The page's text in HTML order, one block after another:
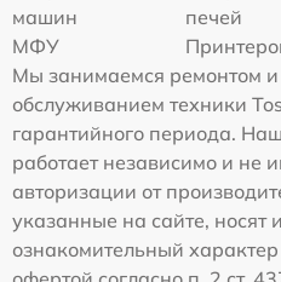
машин
печей
МФУ
Мы занимаемся ремонтом и
обслуживанием техники
гарантийного периода.
работает независимо и не
авторизации от
указанные на сайте, носят
ознакомительный